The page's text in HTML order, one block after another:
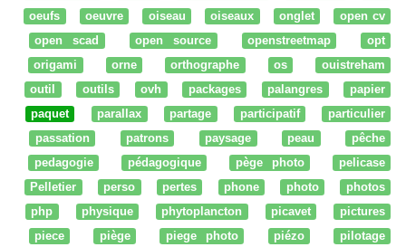
oeufs
oeuvre oiseau oiseaux onglet
open cv
open scad
open source openstreetmap
opt
origami
orne orthographe os
ouistreham
outil
outils ovh packages palangres
papier
paquet
parallax partage participatif
particulier
passation
patrons paysage peau
pêche
pedagogie
pédagogique pège photo
pelicase
Pelletier
perso pertes phone photo
photos
php
physique phytoplancton picavet
pictures
piece
piège piege photo piézo
pilotage